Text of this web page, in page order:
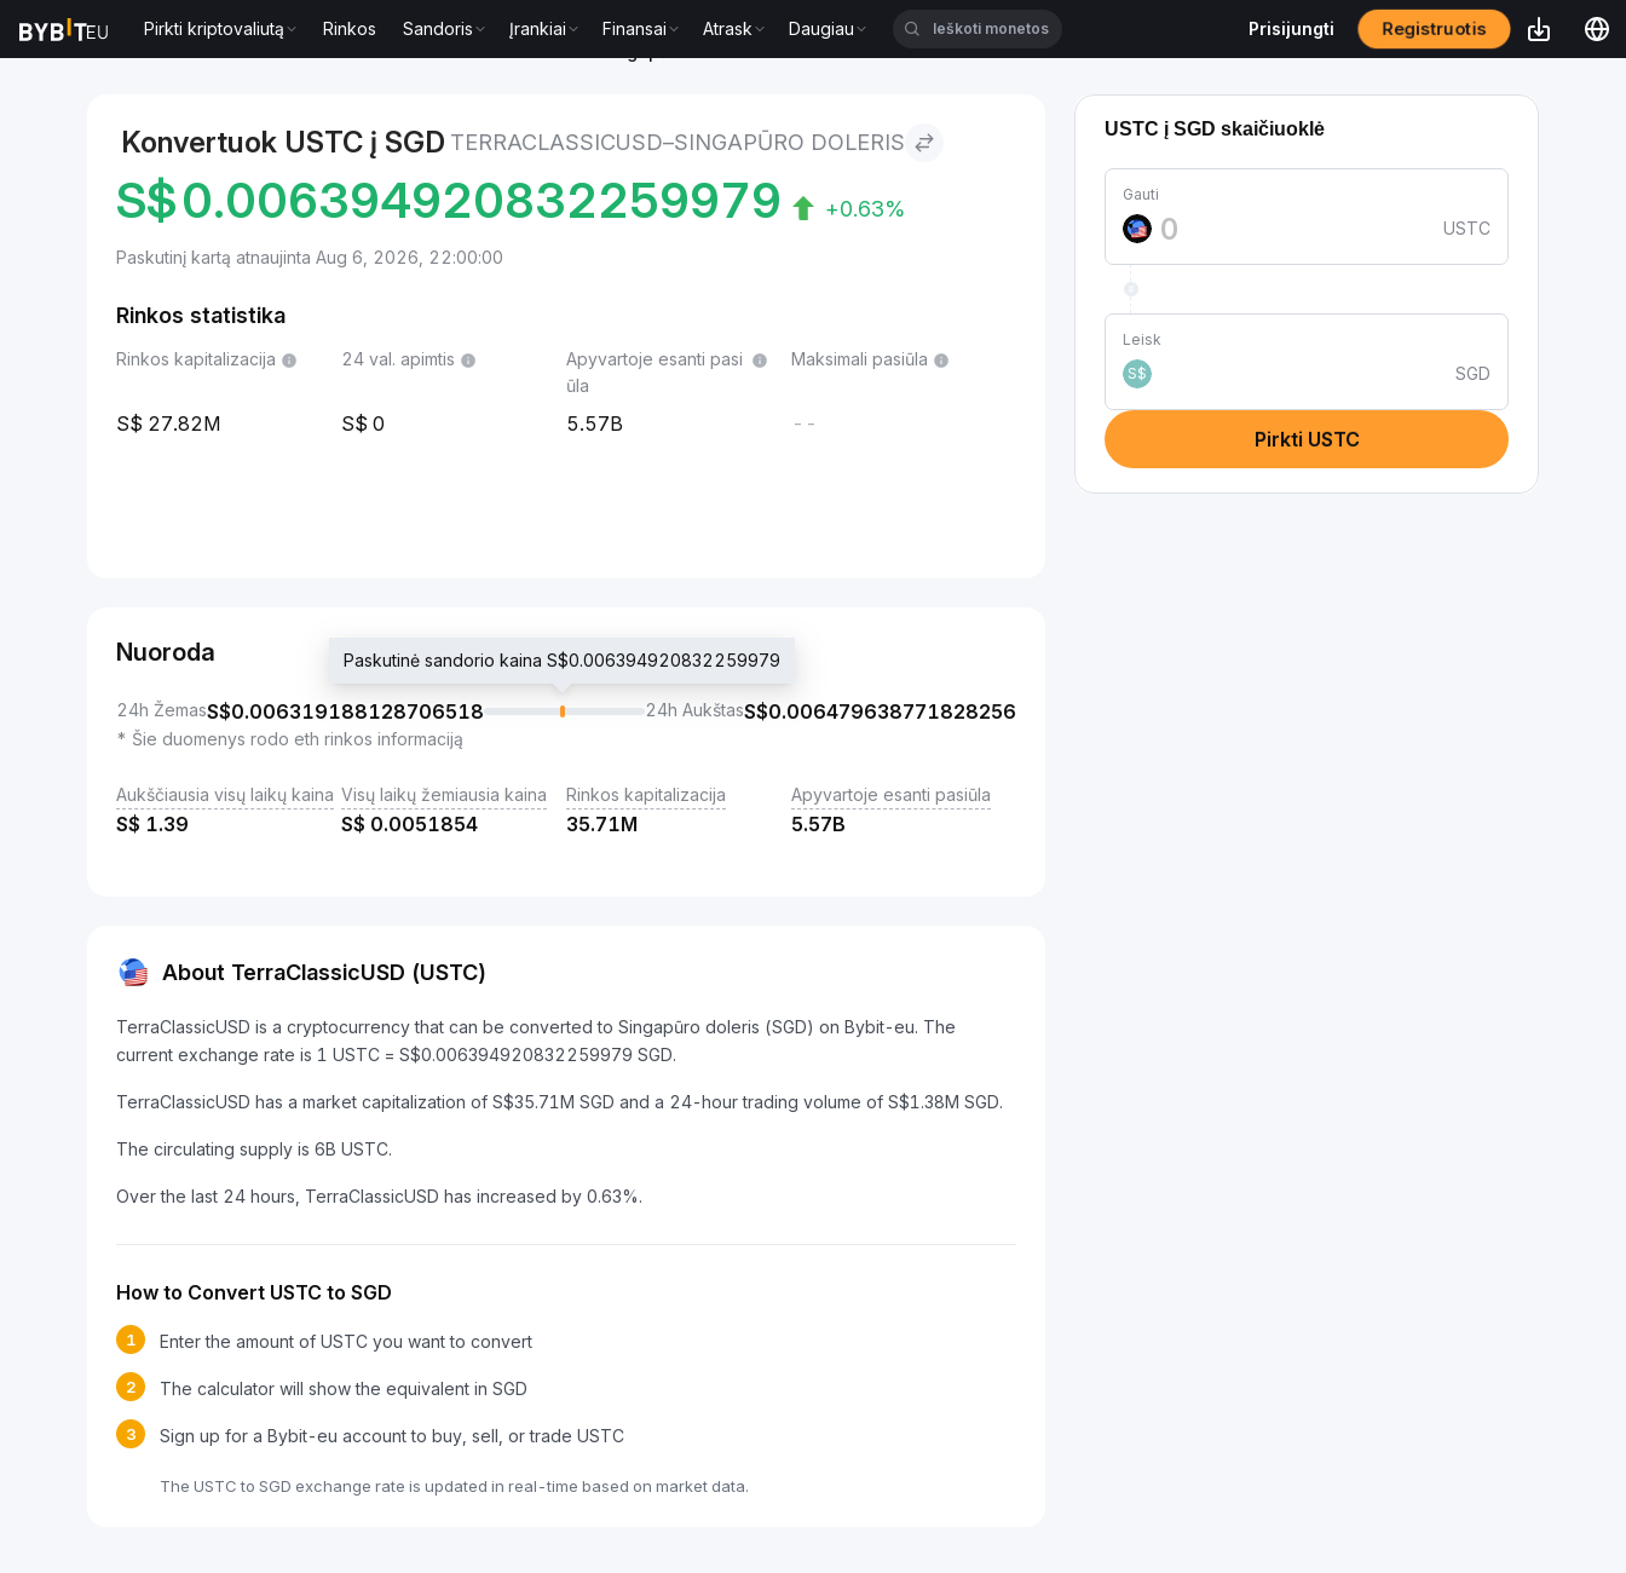
Pirkti kriptovaliutą Rinkos Sandoris Įrankiai Finansai Atrask Daugiau Prisijungti Registruotis
Konvertuok USTC į SGD TERRACLASSICUSD–SINGAPŪRO DOLERIS
S$0.006394920832259979 +0.63%
Paskutinį kartą atnaujinta Aug 6, 2026, 22:00:00
Rinkos statistika
Rinkos kapitalizacija
27.82M
24 val. apimtis
0
Apyvartoje esanti pasi
ūla
5.57B
Maksimali pasiūla
--
Nuoroda
24h ŽemasS$0.006319188128706518
Paskutinė sandorio kaina S$0.006394920832259979
24h AukštasS$0.006479638771828256
* Šie duomenys rodo eth rinkos informaciją
Aukščiausia visų laikų kaina
S$ 1.39
Visų laikų žemiausia kaina
S$ 0.0051854
Rinkos kapitalizacija
35.71M
Apyvartoje esanti pasiūla
5.57B
About TerraClassicUSD (USTC)
TerraClassicUSD is a cryptocurrency that can be converted to Singapūro doleris (SGD) on Bybit-eu. The
current exchange rate is 1 USTC = S$0.006394920832259979 SGD.
TerraClassicUSD has a market capitalization of S$35.71M SGD and a 24-hour trading volume of S$1.38M SGD.
The circulating supply is 6B USTC.
Over the last 24 hours, TerraClassicUSD has increased by 0.63%.
How to Convert USTC to SGD
1 Enter the amount of USTC you want to convert
2 The calculator will show the equivalent in SGD
3 Sign up for a Bybit-eu account to buy, sell, or trade USTC
The USTC to SGD exchange rate is updated in real-time based on market data.
USTC į SGD skaičiuoklė
Gauti
USTC
Leisk
S$
SGD
Pirkti USTC